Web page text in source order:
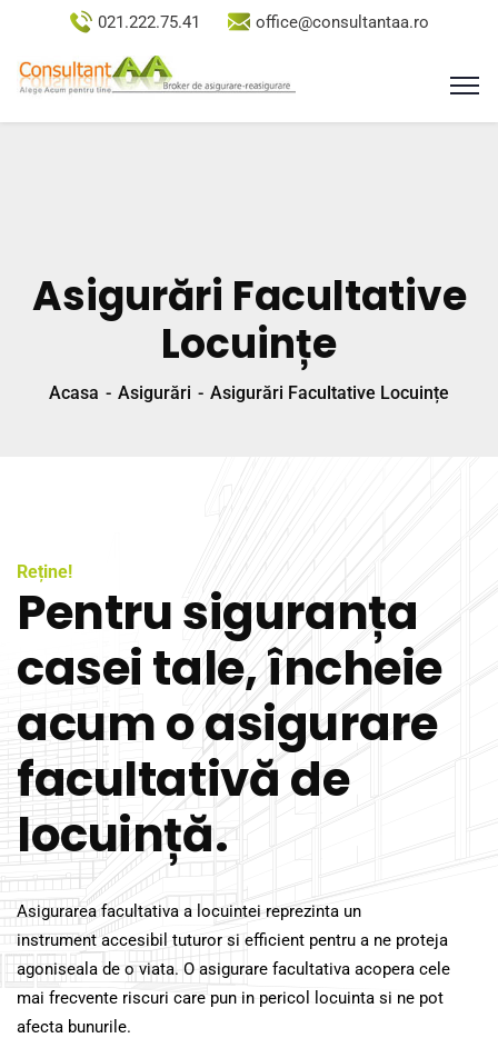
021.222.75.41 office@consultantaa.ro
Asigurări Facultative
Locuințe
Acasa Asigurări Asigurări Facultative Locuințe
Reține!
Pentru siguranța
casei tale, încheie
acum o asigurare
facultativă de
locuință.
Asigurarea facultativa a locuintei reprezinta un
instrument accesibil tuturor si efficient pentru a ne proteja
agoniseala de o viata. O asigurare facultativa acopera cele
mai frecvente riscuri care pun in pericol locuinta si ne pot
afecta bunurile.